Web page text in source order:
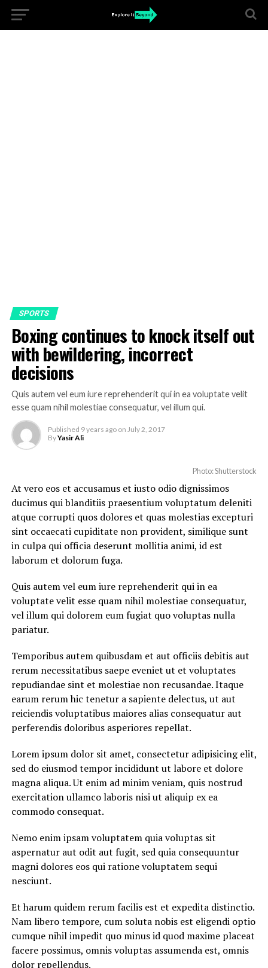
SPORTS
Boxing continues to knock itself out
with bewildering, incorrect
decisions
Quis autem vel eum iure reprehenderit qui in ea voluptate velit
esse quam nihil molestiae consequatur, vel illum qui.
Published 9 years ago on July 2, 2017
ByYasir Ali
Photo: Shutterstock
At vero eos et accusamus et iusto odio dignissimos
ducimus qui blanditiis praesentium voluptatum deleniti
atque corrupti quos dolores et quas molestias excepturi
sint occaecati cupiditate non provident, similique sunt
in culpa qui officia deserunt mollitia animi, id est
laborum et dolorum fuga.
Quis autem vel eum iure reprehenderit qui in ea
voluptate velit esse quam nihil molestiae consequatur,
vel illum qui dolorem eum fugiat quo voluptas nulla
pariatur.
Temporibus autem quibusdam et aut officiis debitis aut
rerum necessitatibus saepe eveniet ut et voluptates
repudiandae sint et molestiae non recusandae. Itaque
earum rerum hic tenetur a sapiente delectus, ut aut
reiciendis voluptatibus maiores alias consequatur aut
perferendis doloribus asperiores repellat.
Lorem ipsum dolor sit amet, consectetur adipisicing elit,
sed do eiusmod tempor incididunt ut labore et dolore
magna aliqua. Ut enim ad minim veniam, quis nostrud
exercitation ullamco laboris nisi ut aliquip ex ea
commodo consequat.
Nemo enim ipsam voluptatem quia voluptas sit
aspernatur aut odit aut fugit, sed quia consequuntur
magni dolores eos qui ratione voluptatem sequi
nesciunt.
Et harum quidem rerum facilis est et expedita distinctio.
Nam libero tempore, cum soluta nobis est eligendi optio
cumque nihil impedit quo minus id quod maxime placeat
facere possimus, omnis voluptas assumenda est, omnis
dolor repellendus.